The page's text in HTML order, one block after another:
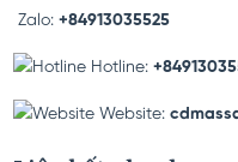
Zalo: +84913035525
Hotline:
Website: